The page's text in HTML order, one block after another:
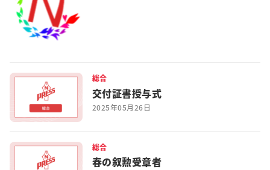
総合
交付証書授与式
2025年05月26日
総合
春の叙勲受章者